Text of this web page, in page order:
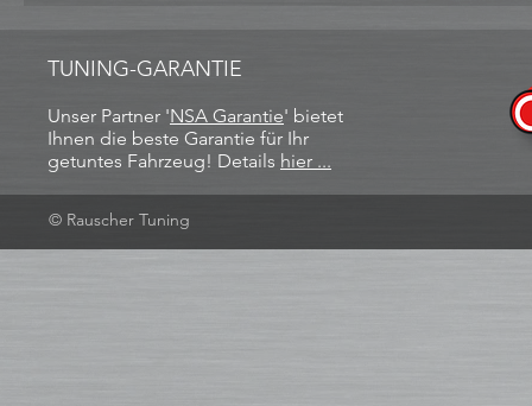
TUNING-GARANTIE
Unser Partner 'NSA Garantie​' bietet
Ihnen die beste Garantie für Ihr
getuntes Fahrzeug! Details hier ...
© Rauscher Tuning